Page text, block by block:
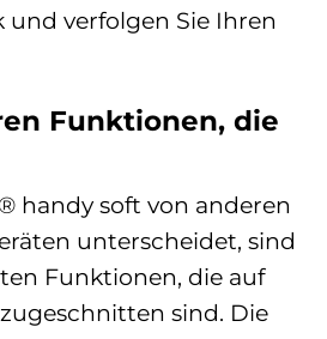
und verfolgen Sie Ihren
Funktionen, die
handy soft von anderen
unterscheidet, sind
Funktionen, die auf
sind. Die